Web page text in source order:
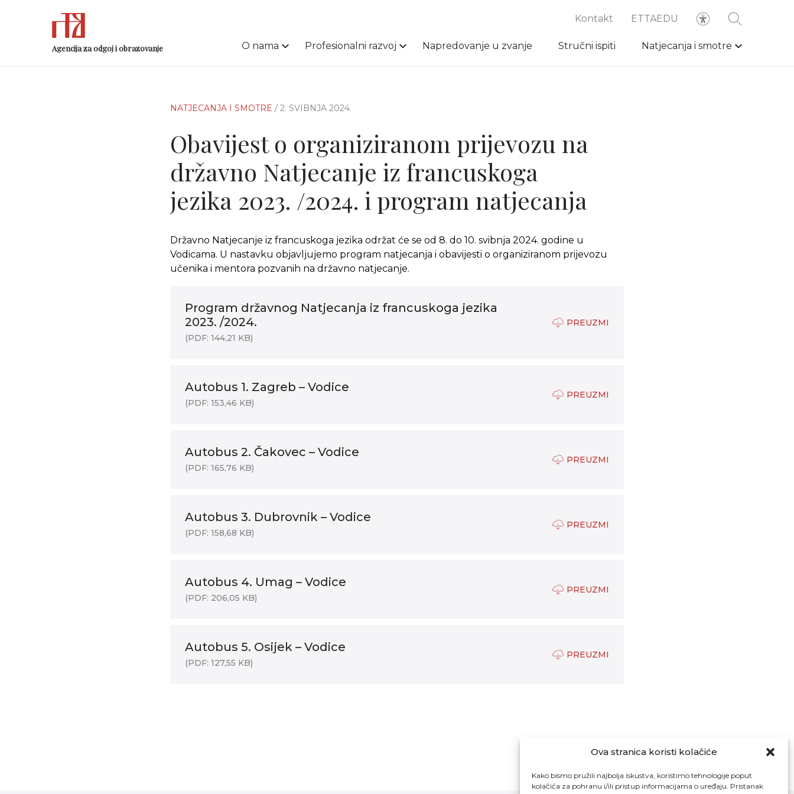
Ova stranica koristi kolačiće
Kako bismo pružili najbolja iskustva, koristimo tehnologije poput
kolačića za pohranu i/ili pristup informacijama o uređaju. Pristanak
Agencija za odgoj i obrazovanje
Kontakt ETTAEDU
O nama Profesionalni razvoj Napredovanje u zvanje Stručni ispiti Natjecanja i smotre
NATJECANJA I SMOTRE / 2. SVIBNJA 2024.
Obavijest o organiziranom prijevozu na
državno Natjecanje iz francuskoga
jezika 2023. /2024. i program natjecanja
Državno Natjecanje iz francuskoga jezika održat će se od 8. do 10. svibnja 2024. godine u
Vodicama. U nastavku objavljujemo program natjecanja i obavijesti o organiziranom prijevozu
učenika i mentora pozvanih na državno natjecanje.
Program državnog Natjecanja iz francuskoga jezika
2023. /2024.
(PDF: 144,21 KB)
PREUZMI
Autobus 1. Zagreb – Vodice
(PDF: 153,46 KB)
PREUZMI
Autobus 2. Čakovec – Vodice
(PDF: 165,76 KB)
PREUZMI
Autobus 3. Dubrovnik – Vodice
(PDF: 158,68 KB)
PREUZMI
Autobus 4. Umag – Vodice
(PDF: 206,05 KB)
PREUZMI
Autobus 5. Osijek – Vodice
(PDF: 127,55 KB)
PREUZMI